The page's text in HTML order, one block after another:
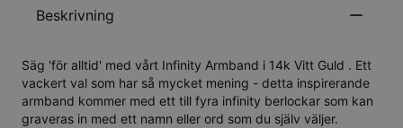
Beskrivning
Säg 'för alltid' med vårt Infinity Armband i 14k Vitt Guld . Ett
vackert val som har så mycket mening - detta inspirerande
armband kommer med ett till fyra infinity berlockar som kan
graveras in med ett namn eller ord som du själv väljer.